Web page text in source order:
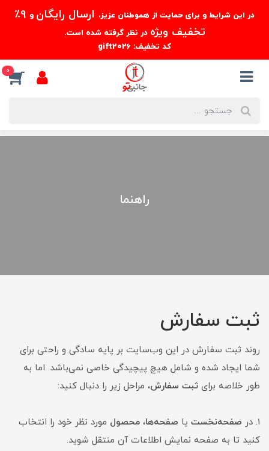
در این شرایط و برای حمایت از هموطنان عزیز، ارسال رایگان و
9٪
تخفیف ویژه در نظر گرفته شده است.
کد تخفیف: gift2026
0
راهنما
ثبت سفارش
روند ثبت سفارش در این وب‌سایت بر پایه سادگی و راحتی برای
شما ایجاد شده و شامل هیچ پیچیدگی خاصی نمی‌باشد. اما به
طور خلاصه برای ثبت سفارش، مراحل زیر را دنبال کنید:
1. در صفحه‌نخست یا صفحه‌ها، محصول مورد نظر خود را انتخاب
کنید تا به صفحه نمایش اطلاعات آن منتقل شوید.